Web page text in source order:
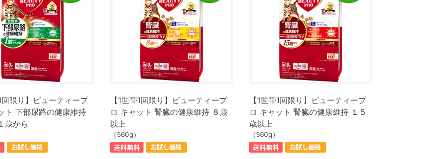
回限り】ビューティープ
ト 下部尿路の健康維持
歳から
【1世帯1回限り】ビューティープ
ロ キャット 腎臓の健康維持 ８歳
以上
（560g）
【1世帯1回限り】ビューティープ
ロ キャット 腎臓の健康維持 １５
歳以上
（560g）